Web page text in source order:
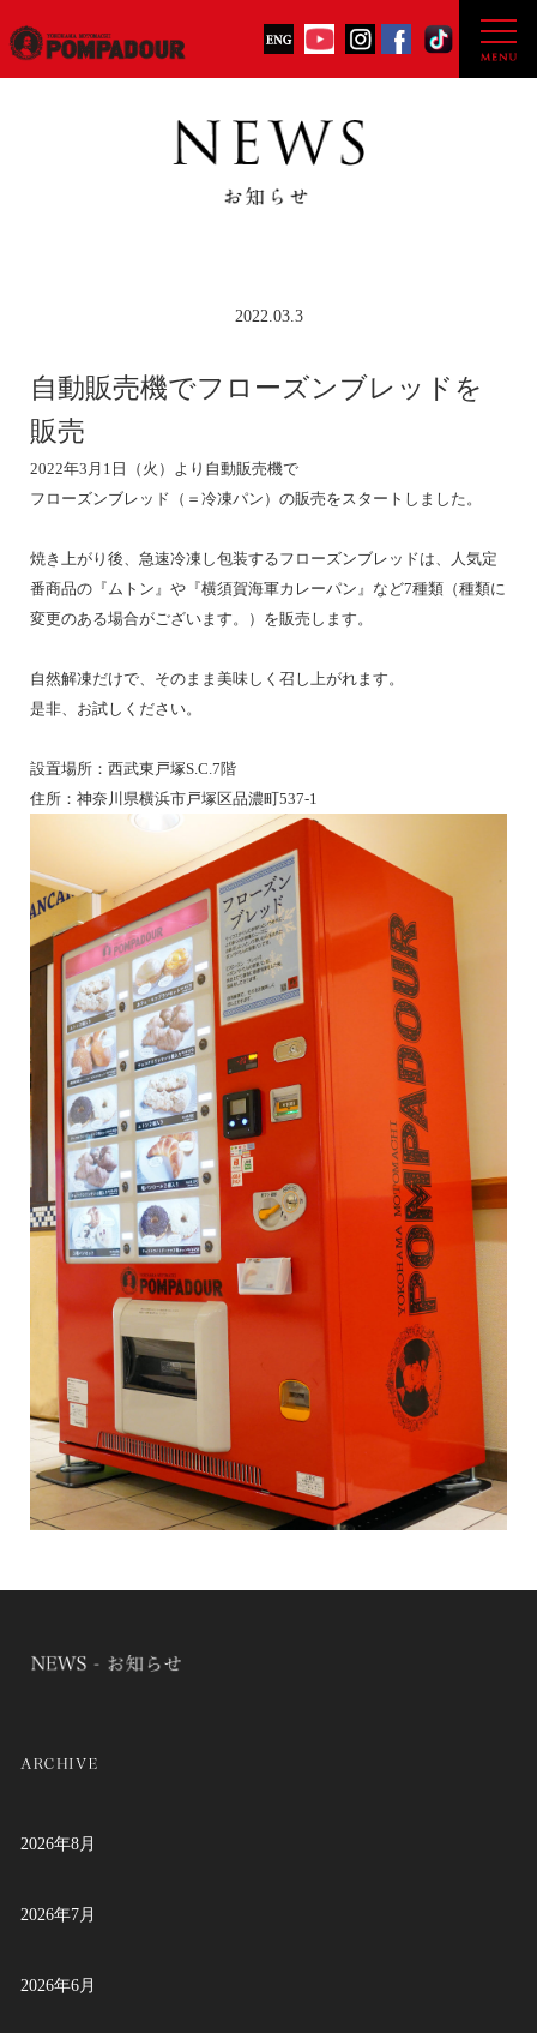
2022.03.3
自動販売機でフローズンブレッドを
販売
2022年3月1日（火）より自動販売機で
フローズンブレッド（＝冷凍パン）の販売をスタートしました。
焼き上がり後、急速冷凍し包装するフローズンブレッドは、人気定
番商品の『ムトン』や『横須賀海軍カレーパン』など7種類（種類に
変更のある場合がございます。）を販売します。
自然解凍だけで、そのまま美味しく召し上がれます。
是非、お試しください。
設置場所：西武東戸塚S.C.7階
住所：神奈川県横浜市戸塚区品濃町537-1
2026年8月
2026年7月
2026年6月